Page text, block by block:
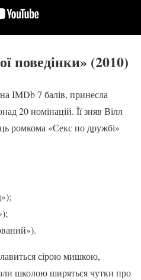
поведінки» (2010)
IMDb 7 балів, принесла
20 номінацій. Її зняв Вілл
ромкома «Секс по дружбі»
сірою мишкою,
школою ширяться чутки про